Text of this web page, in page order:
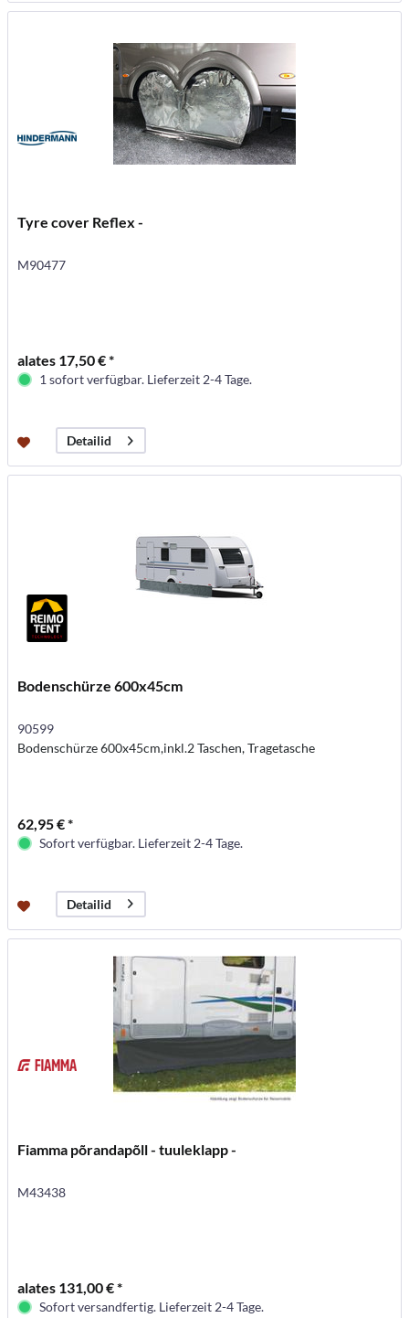
Tyre cover Reflex -
M90477
alates 17,50 € *
1 sofort verfügbar. Lieferzeit 2-4 Tage.
Detailid
Bodenschürze 600x45cm
90599
Bodenschürze 600x45cm,inkl.2 Taschen, Tragetasche
62,95 € *
Sofort verfügbar. Lieferzeit 2-4 Tage.
Detailid
Fiamma põrandapõll - tuuleklapp -
M43438
alates 131,00 € *
Sofort versandfertig. Lieferzeit 2-4 Tage.